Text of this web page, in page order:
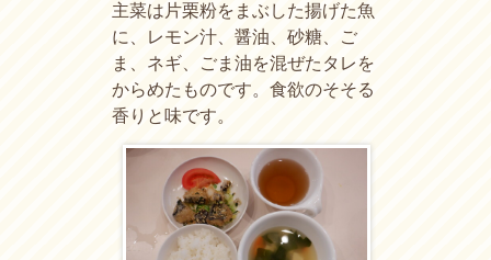
主菜は片栗粉をまぶした揚げた魚
に、レモン汁、醤油、砂糖、ご
ま、ネギ、ごま油を混ぜたタレを
からめたものです。食欲のそそる
香りと味です。